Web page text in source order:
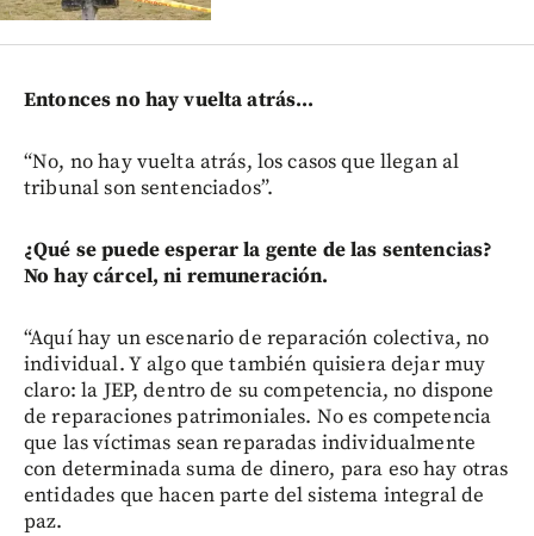
Entonces no hay vuelta atrás...
“No, no hay vuelta atrás, los casos que llegan al
tribunal son sentenciados”.
¿Qué se puede esperar la gente de las sentencias?
No hay cárcel, ni remuneración.
“Aquí hay un escenario de reparación colectiva, no
individual. Y algo que también quisiera dejar muy
claro: la JEP, dentro de su competencia, no dispone
de reparaciones patrimoniales. No es competencia
que las víctimas sean reparadas individualmente
con determinada suma de dinero, para eso hay otras
entidades que hacen parte del sistema integral de
paz.